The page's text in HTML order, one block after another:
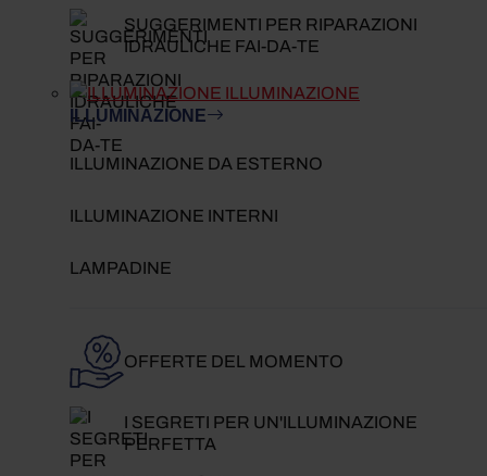
SUGGERIMENTI PER RIPARAZIONI
IDRAULICHE FAI-DA-TE
ILLUMINAZIONE
ILLUMINAZIONE
ILLUMINAZIONE DA ESTERNO
ILLUMINAZIONE INTERNI
LAMPADINE
OFFERTE DEL MOMENTO
I SEGRETI PER UN'ILLUMINAZIONE
PERFETTA